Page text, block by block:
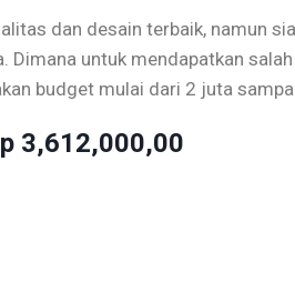
dan desain terbaik, namun
Dimana untuk mendapatkan
budget mulai dari 2 juta
3,612,000,00